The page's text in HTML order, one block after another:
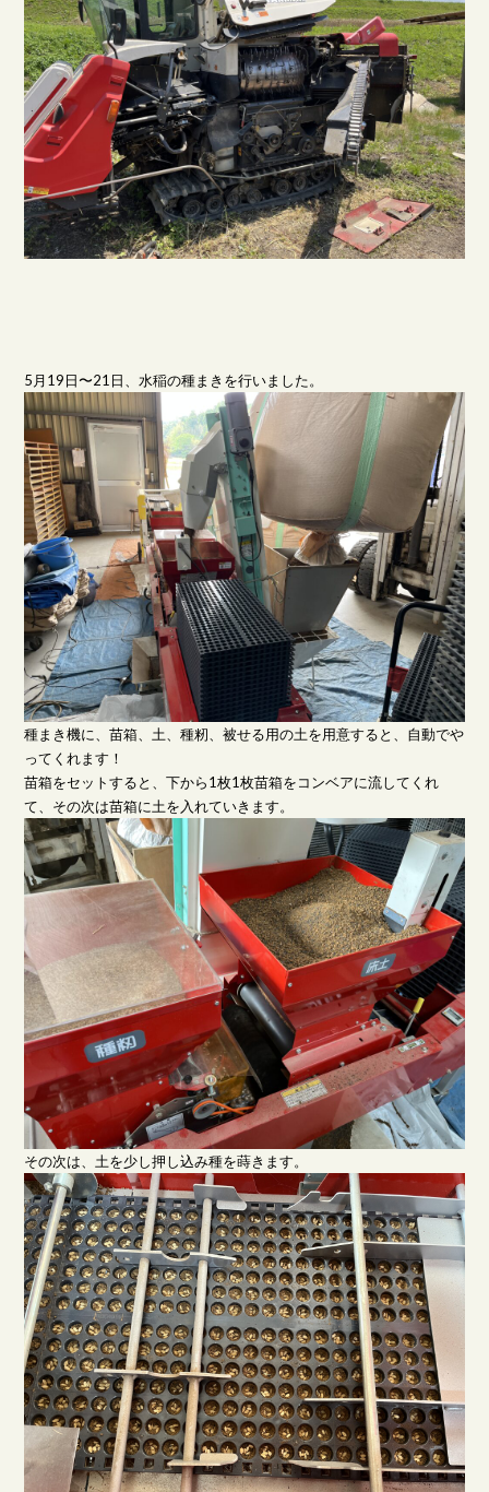
5月19日〜21日、水稲の種まきを行いました。
種まき機に、苗箱、土、種籾、被せる用の土を用意すると、自動でや
ってくれます！
苗箱をセットすると、下から1枚1枚苗箱をコンベアに流してくれ
て、その次は苗箱に土を入れていきます。
その次は、土を少し押し込み種を蒔きます。